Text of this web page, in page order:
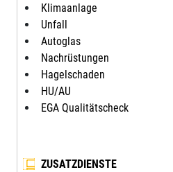
Klimaanlage
Unfall
Autoglas
Nachrüstungen
Hagelschaden
HU/AU
EGA Qualitätscheck
ZUSATZDIENSTE